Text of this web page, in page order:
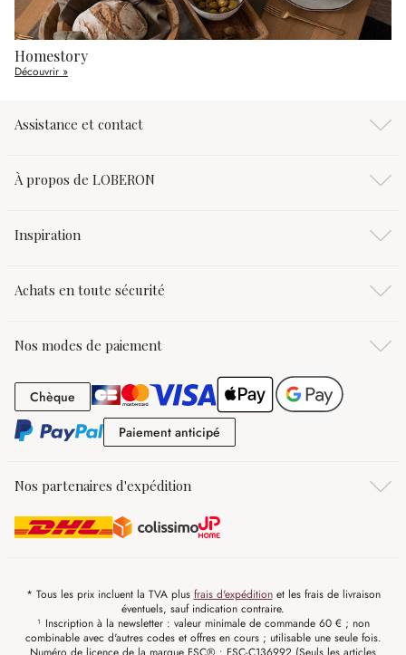
Homestory
Découvrir »
Assistance et contact
À propos de LOBERON
Inspiration
Achats en toute sécurité
Nos modes de paiement
Chèque Chèque
Paiement anticipé
Nos partenaires d'expédition
* Tous les prix incluent la TVA plus frais d'expéditionet les frais de livraison
éventuels, sauf indication contraire.
¹ Inscription à la newsletter : valeur minimale de commande 60 € ; non
combinable avec d'autres codes et offres en cours ; utilisable une seule fois.